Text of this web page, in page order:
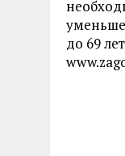
до 69